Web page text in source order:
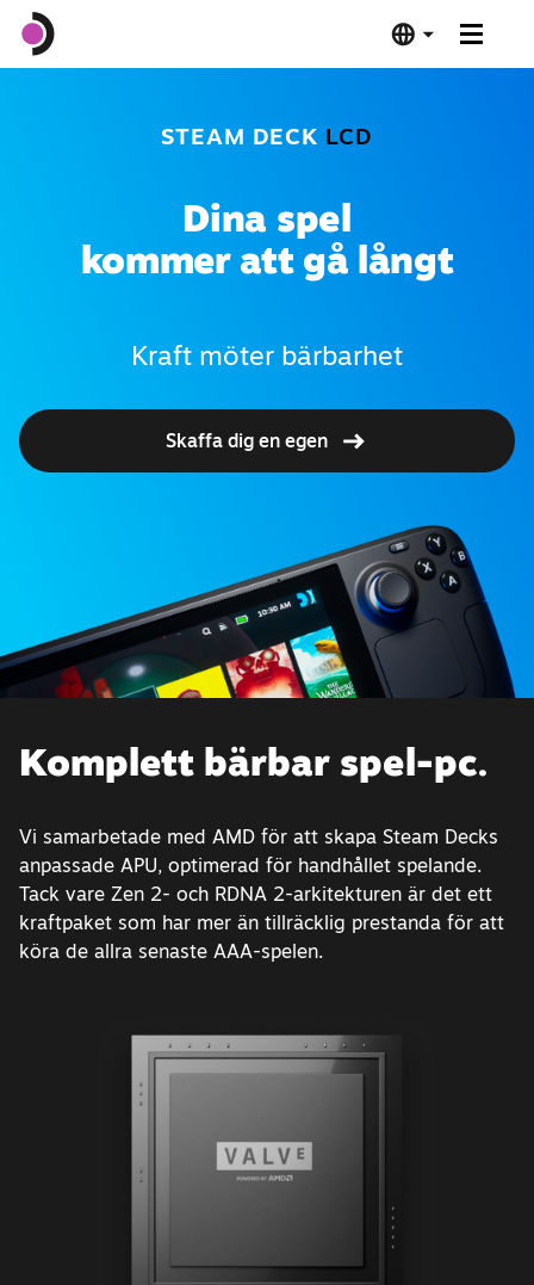
Dockningsstation
Tekniska specifikationer
STEAM DECK LCD
Dina spel
kommer att gå långt
Kraft möter bärbarhet
Skaffa dig en egen
Komplett bärbar spel-pc.
Vi samarbetade med AMD för att skapa Steam Decks
anpassade APU, optimerad för handhållet spelande.
Tack vare Zen 2- och RDNA 2-arkitekturen är det ett
kraftpaket som har mer än tillräcklig prestanda för att
köra de allra senaste AAA-spelen.